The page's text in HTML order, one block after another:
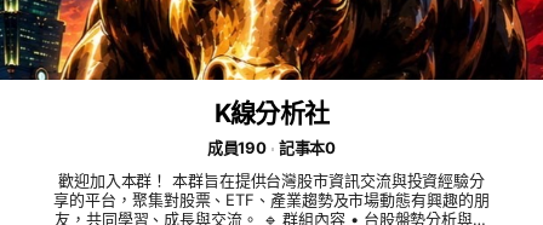
K線分析社
成員190
記事本0
歡迎加入本群！ 本群旨在提供台灣股市資訊交流與投資經驗分
享的平台，聚集對股票、ETF、產業趨勢及市場動態有興趣的朋
友，共同學習、成長與交流。 🔹 群組內容 • 台股盤勢分析與市